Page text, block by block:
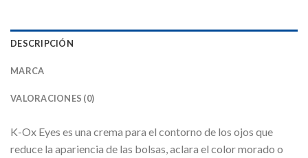
DESCRIPCIÓN
MARCA
VALORACIONES (0)
K-Ox Eyes es una crema para el contorno de los ojos que
reduce la apariencia de las bolsas, aclara el color morado o